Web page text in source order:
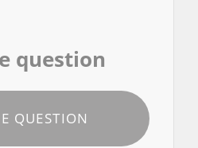
question
QUESTION